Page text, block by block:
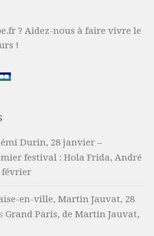
? Aidez-nous à faire vivre le
!
Durin, 28 janvier –
festival : Hola Frida, André
février
en-ville, Martin Jauvat, 28
Grand Paris, de Martin Jauvat,